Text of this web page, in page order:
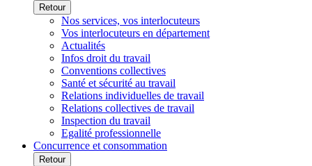
Retour
Nos services, vos interlocuteurs
Vos interlocuteurs en département
Actualités
Infos droit du travail
Conventions collectives
Santé et sécurité au travail
Relations individuelles de travail
Relations collectives de travail
Inspection du travail
Egalité professionnelle
Concurrence et consommation
Retour